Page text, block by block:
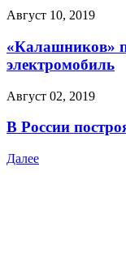
Август 10, 2019
«Калашников»
электромобиль
Август 02, 2019
В России
Далее